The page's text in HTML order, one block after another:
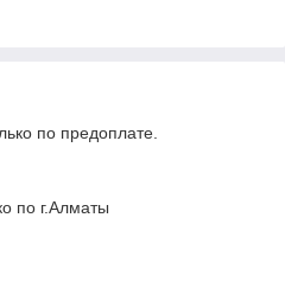
по предоплате.
по г.Алматы